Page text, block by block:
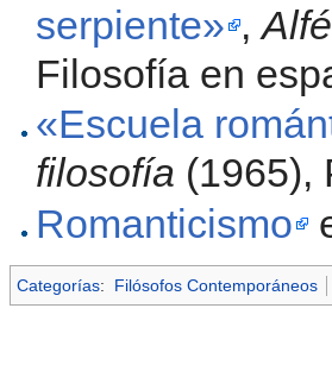
serpiente» ,
Filosofía en
«Escuela
filosofía (1965),
Romanticismo
Categorías: Filósofos Contemporáneos